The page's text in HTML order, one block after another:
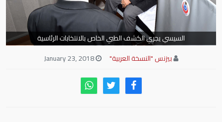
السيسي يجري الكشف الطبي الخاص بالانتخابات الرئاسية
بيزنس "النسخة العربية"
January 23, 2018